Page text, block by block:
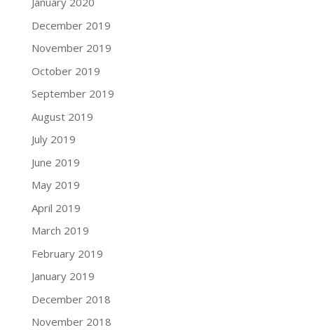
December 2019
November 2019
October 2019
September 2019
August 2019
July 2019
June 2019
May 2019
April 2019
March 2019
February 2019
January 2019
December 2018
November 2018